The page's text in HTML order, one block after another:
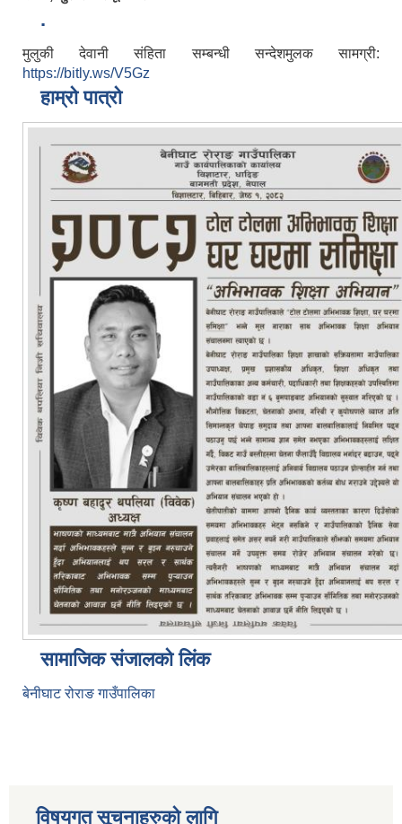
.
मुलुकी देवानी संहिता सम्बन्धी सन्देशमुलक सामग्री:
https://bitly.ws/V5Gz
हाम्रो पात्रो
सामाजिक संजालको लिंक
बेनीघाट रोराङ गाउँपालिका
विषयगत सूचनाहरुको लागि